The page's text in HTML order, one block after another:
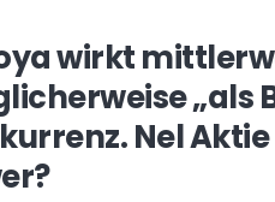
wirkt
„als
Nel